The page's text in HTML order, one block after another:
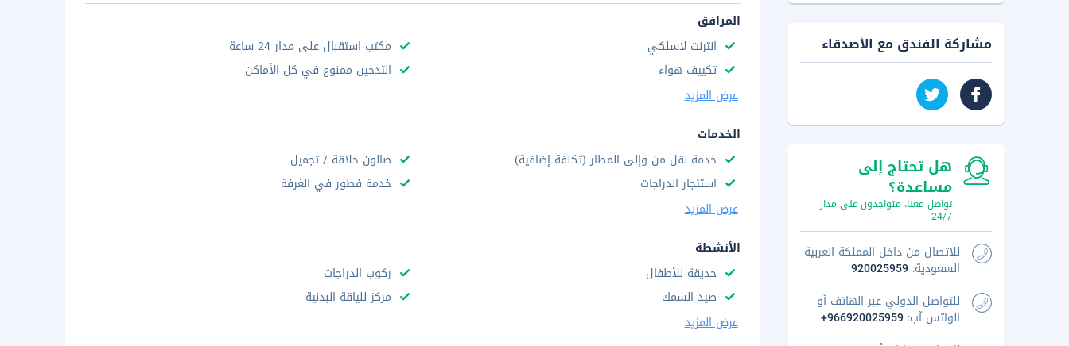
المرافق
انترنت لاسلكي
مكتب استقبال على مدار 24 ساعة
تكييف هواء
التدخين ممنوع في كل الأماكن
عرض المزيد
الخدمات
خدمة نقل من وإلى المطار (تكلفة إضافية)
صالون حلاقة / تجميل
استئجار الدراجات
خدمة فطور في الغرفة
عرض المزيد
الأنشطة
حديقة للأطفال
ركوب الدراجات
صيد السمك
مركز للياقة البدنية
عرض المزيد
مشاركة الفندق مع الأصدقاء
هل تحتاج إلى
مساعدة؟
تواصل معنا، متواجدون على مدار
24/7
للاتصال من داخل المملكة العربية
السعودية: 920025959
للتواصل الدولي عبر الهاتف أو
الواتس آب: +966920025959